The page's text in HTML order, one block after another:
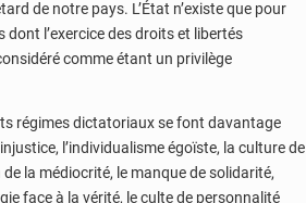
de notre pays. L’État n’existe que pour
l’exercice des droits et libertés
comme étant un privilège
régimes dictatoriaux se font davantage
l’individualisme égoïste, la culture de
la médiocrité, le manque de solidarité,
face à la vérité, le culte de personnalité